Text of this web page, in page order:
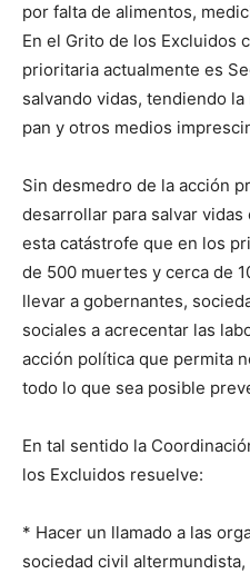
por falta de alimentos,
En el Grito de los Excluidos
prioritaria actualmente es
salvando vidas, tendiendo
pan y otros medios
Sin desmedro de la acción
desarrollar para salvar
esta catástrofe que en los
de 500 muertes y cerca de
llevar a gobernantes,
sociales a acrecentar las
acción política que permita
todo lo que sea posible
En tal sentido la
los Excluidos resuelve:
* Hacer un llamado a las
sociedad civil